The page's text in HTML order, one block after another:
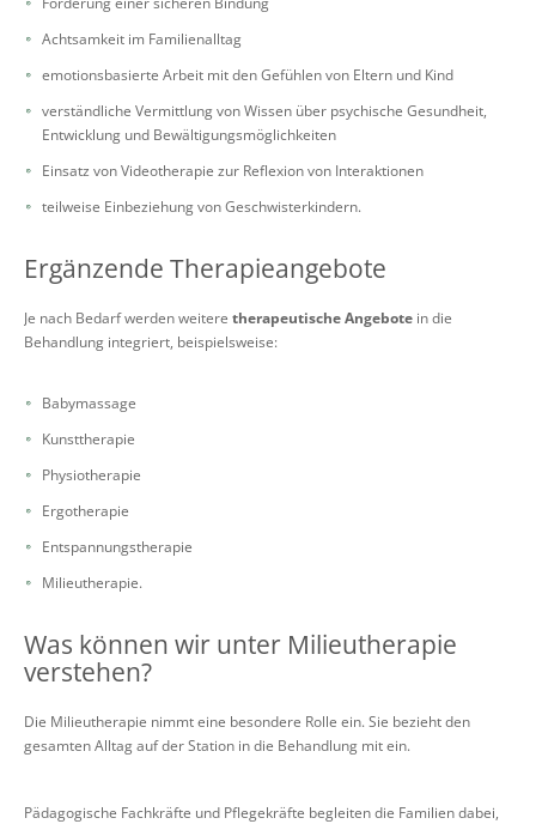
Achtsamkeit im Familienalltag
emotionsbasierte Arbeit mit den Gefühlen von Eltern und Kind
verständliche Vermittlung von Wissen über psychische Gesundheit,
Entwicklung und Bewältigungsmöglichkeiten
Einsatz von Videotherapie zur Reflexion von Interaktionen
teilweise Einbeziehung von Geschwisterkindern.
Ergänzende Therapieangebote
Je nach Bedarf werden weitere therapeutische Angebote in die
Behandlung integriert, beispielsweise:
Babymassage
Kunsttherapie
Physiotherapie
Ergotherapie
Entspannungstherapie
Milieutherapie.
Was können wir unter Milieutherapie
verstehen?
Die Milieutherapie nimmt eine besondere Rolle ein. Sie bezieht den
gesamten Alltag auf der Station in die Behandlung mit ein.
Pädagogische Fachkräfte und Pflegekräfte begleiten die Familien dabei,